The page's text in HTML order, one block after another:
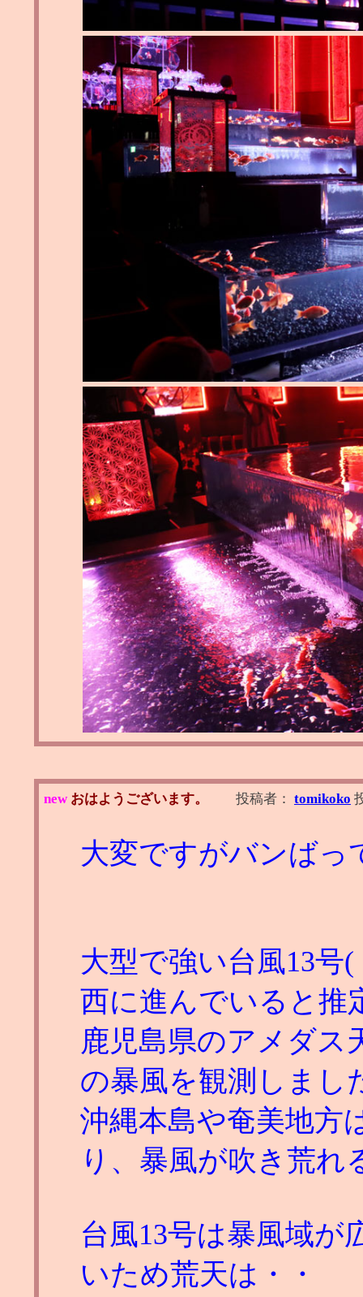
new おはようございます。 投稿者： tomikoko
大変ですがバンばっ
大型で強い台風13号
西に進んでいると推
鹿児島県のアメダス
の暴風を観測しまし
沖縄本島や奄美地方
り、暴風が吹き荒れ
台風13号は暴風域が
いため荒天は・・